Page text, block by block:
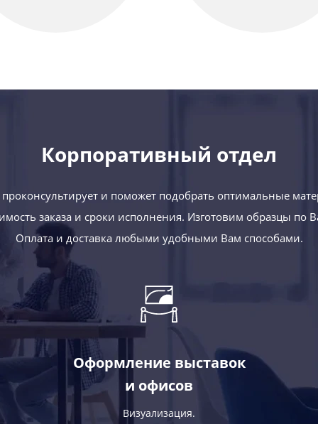
Корпоративный отдел
и поможет подобрать оптимальные
заказа и сроки исполнения. Изготовим образцы по
Оплата и доставка любыми удобными Вам способами.
Оформление выставок
и офисов
Визуализация.